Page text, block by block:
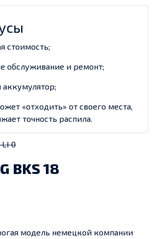
стоимость;
обслуживание и ремонт;
аккумулятор;
«отходить» от своего места,
точность распила.
LI 0
BKS 18
модель немецкой компании